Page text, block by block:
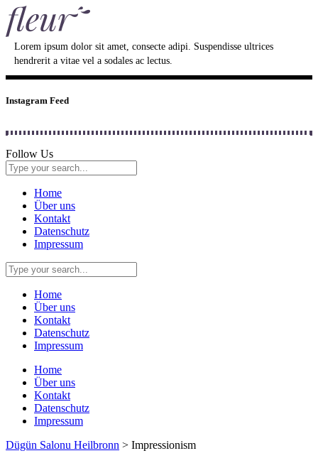
Lorem ipsum dolor sit amet, consecte adipi. Suspendisse ultrices
hendrerit a vitae vel a sodales ac lectus.
Instagram Feed
Follow Us
Home
Über uns
Kontakt
Datenschutz
Impressum
Home
Über uns
Kontakt
Datenschutz
Impressum
Home
Über uns
Kontakt
Datenschutz
Impressum
Dügün Salonu Heilbronn > Impressionism